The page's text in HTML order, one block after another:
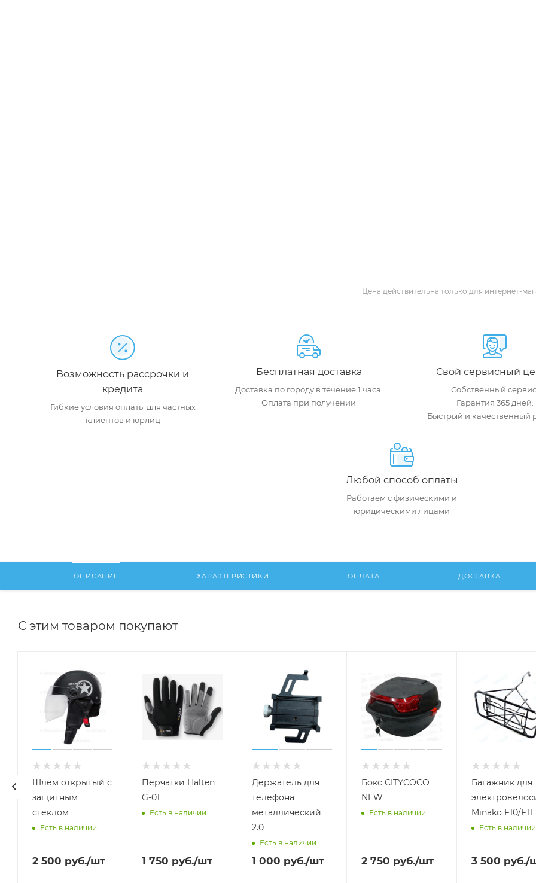
Цена действительна только для интернет-
Возможность рассрочки и
кредита
Гибкие условия оплаты для частных
клиентов и юрлиц
Бесплатная доставка
Доставка по городу в течение 1 часа.
Оплата при получении
Свой сервисный
Собственный
Гарантия 365 дней.
Быстрый и качественный
Любой способ оплаты
Работаем с физическими и
юридическими лицами
ОПИСАНИЕ ХАРАКТЕРИСТИКИ ОПЛАТА ДОСТАВКА
С этим товаром покупают
Шлем открытый с
защитным
стеклом
Есть в наличии
2 500 руб./шт
Перчатки Halten
G-01
Есть в наличии
1 750 руб./шт
Держатель для
телефона
металлический
2.0
Есть в наличии
1 000 руб./шт
Бокс CITYCOCO
NEW
Есть в наличии
2 750 руб./шт
Багажник для
Minako F10/F11
Есть в наличии
3 500 руб./